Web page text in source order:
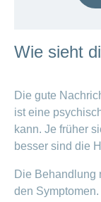
Wie sieht
Die gute
ist eine
kann. Je früher
besser sind die
Die Behandlung
den